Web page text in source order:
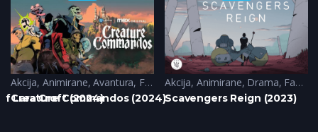
Lara Croft (2024)
Akcija, Animirane,Avantura, Fantazija
Creature Commandos (2024)
Akcija, Animirane, Drama, Fantazija
Scavengers Reign (2023)